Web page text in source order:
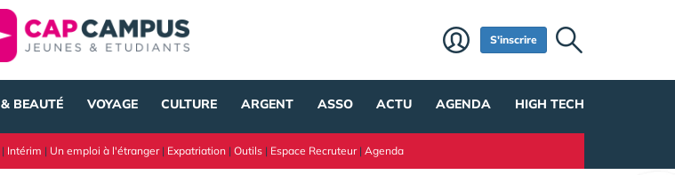
S'inscrire
BEAUTÉ VOYAGE CULTURE ARGENT ASSO ACTU AGENDA HIGH TECH
| Intérim | Un emploi à l'étranger| Expatriation | Outils | Espace Recruteur| Agenda